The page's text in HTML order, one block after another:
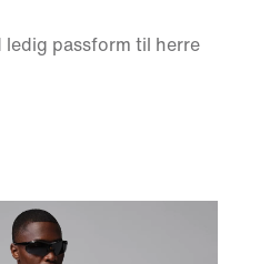
ledig passform til herre